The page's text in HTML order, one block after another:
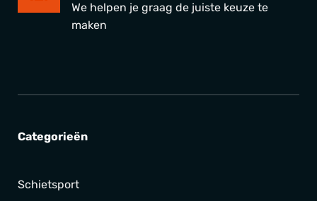
We helpen je graag de juiste keuze te
maken
Categorieën
Schietsport